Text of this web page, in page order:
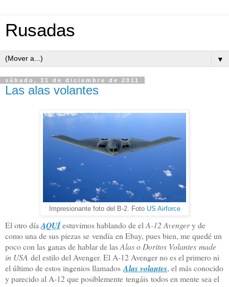
Rusadas
▼
sábado, 31 de diciembre de 2011
Las alas volantes
Impresionante foto del B-2. Foto US Airforce
El otro día AQUÍestuvimos hablando de el A-12 Avengery de
como una de sus piezas se vendía en Ebay, pues bien, me quedé un
poco con las ganas de hablar de lasAlaso Doritos Volantes made
in USA del estilo del Avenger. El A-12 Avenger no es el primero ni
el último de estos ingenios llamados Alas volantes, el más conocido
y parecido al A-12 que posiblemente tengáis todos en mente sea el